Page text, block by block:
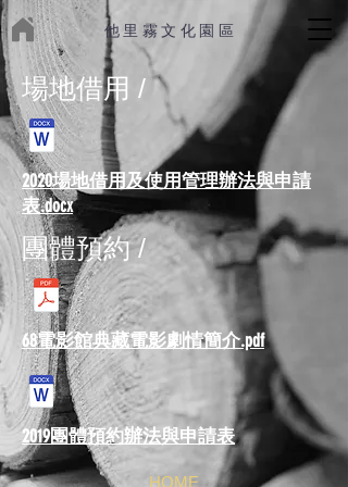
他里霧文化園區
場地借用 /
2020場地借用及使用管理辦法與申請
表.docx
團體預約 /
68電影館典藏電影劇情簡介.pdf
2019團體預約辦法與申請表
HOME